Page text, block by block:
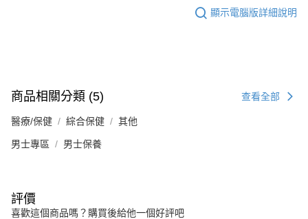
顯示電腦版詳細說明
商品相關分類 (5) 查看全部
醫療/保健 綜合保健 其他
男士專區 男士保養
評價
喜歡這個商品嗎？購買後給他一個好評吧